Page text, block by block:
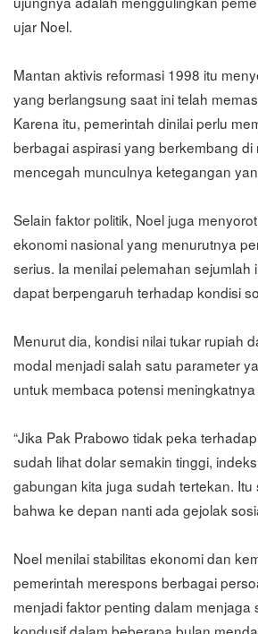
ujar Noel.
Mantan aktivis reformasi 1998 itu
yang berlangsung saat ini telah
Karena itu, pemerintah dinilai perlu
berbagai aspirasi yang berkembang
mencegah munculnya ketegangan
Selain faktor politik, Noel juga
ekonomi nasional yang menurutnya
serius. Ia menilai pelemahan sejumlah
dapat berpengaruh terhadap kondisi
Menurut dia, kondisi nilai tukar rupiah
modal menjadi salah satu parameter
untuk membaca potensi
“Jika Pak Prabowo tidak peka
sudah lihat dolar semakin tinggi,
gabungan kita juga sudah tertekan.
bahwa ke depan nanti ada gejolak
Noel menilai stabilitas ekonomi dan
pemerintah merespons berbagai
menjadi faktor penting dalam menjaga